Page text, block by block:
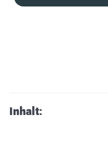
Inhalt: